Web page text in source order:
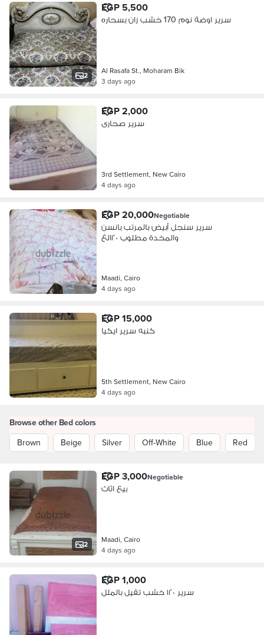
2
EGP 5,500
سرير اوضة نوم 170 خشب زان بسحاره
Al Rasafa St., Moharam Bik
3 days ago
EGP 2,000
سرير صحارى
3rd Settlement, New Cairo
4 days ago
EGP 20,000Negotiable
سرير سنجل أبيض بالمرتب بانسن
والمخدة مطلوب ٢٠الغ
Maadi, Cairo
4 days ago
EGP 15,000
كنبه سرير ايكيا
5th Settlement, New Cairo
4 days ago
Browse other Bed colors
Brown
Beige Silver Off-White Blue Red
2
EGP 3,000Negotiable
بيع اثاث
Maadi, Cairo
4 days ago
EGP 1,000
سرير ١٢٠ خشب تقيل بالملل